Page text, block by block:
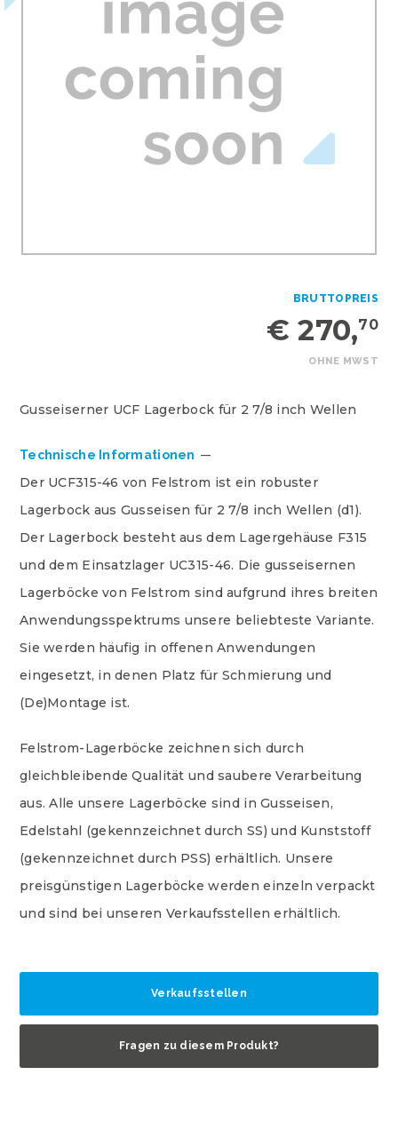
BRUTTOPREIS
OHNE MWST
€ 270,70
Gusseiserner UCF Lagerbock für 2 7/8 inch Wellen
Technische Informationen
Der UCF315-46 von Felstrom ist ein robuster
Lagerbock aus Gusseisen für 2 7/8 inch Wellen (d1).
Der Lagerbock besteht aus dem Lagergehäuse F315
und dem Einsatzlager UC315-46. Die gusseisernen
Lagerböcke von Felstrom sind aufgrund ihres breiten
Anwendungsspektrums unsere beliebteste Variante.
Sie werden häufig in offenen Anwendungen
eingesetzt, in denen Platz für Schmierung und
(De)Montage ist.
Felstrom-Lagerböcke zeichnen sich durch
gleichbleibende Qualität und saubere Verarbeitung
aus. Alle unsere Lagerböcke sind in Gusseisen,
Edelstahl (gekennzeichnet durch SS) und Kunststoff
(gekennzeichnet durch PSS) erhältlich. Unsere
preisgünstigen Lagerböcke werden einzeln verpackt
und sind bei unseren Verkaufsstellen erhältlich.
Verkaufsstellen
Fragen zu diesem Produkt?